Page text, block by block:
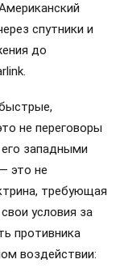
спутники и
до
не переговоры
западными
это не
требующая
условия за
противника
воздействии: